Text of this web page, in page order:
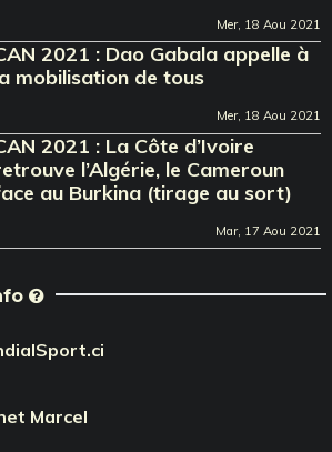
Mer, 18 Aou 2021
2021 : Dao Gabala appelle à
mobilisation de tous
Mer, 18 Aou 2021
2021 : La Côte d’Ivoire
l’Algérie, le Cameroun
au Burkina (tirage au sort)
Mar, 17 Aou 2021
Marcel